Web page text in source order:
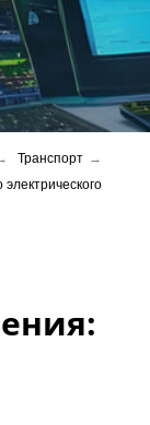
Транспорт →